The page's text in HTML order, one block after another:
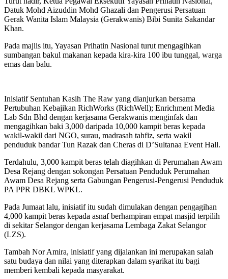
Datuk Mohd Aizuddin Mohd Ghazali dan Pengerusi Persatuan
Gerak Wanita Islam Malaysia (Gerakwanis) Bibi Sunita Sakandar
Khan.
Pada majlis itu, Yayasan Prihatin Nasional turut mengagihkan
sumbangan bakul makanan kepada kira-kira 100 ibu tunggal, warga
emas dan balu.
Inisiatif Sentuhan Kasih The Raw yang dianjurkan bersama
Pertubuhan Kebajikan RichWorks (RichWell); Enrichment Media
Lab Sdn Bhd dengan kerjasama Gerakwanis menginfak dan
mengagihkan baki 3,000 daripada 10,000 kampit beras kepada
wakil-wakil dari NGO, surau, madrasah tahfiz, serta wakil
penduduk bandar Tun Razak dan Cheras di D’Sultanaa Event Hall.
Terdahulu, 3,000 kampit beras telah diagihkan di Perumahan Awam
Desa Rejang dengan sokongan Persatuan Penduduk Perumahan
Awam Desa Rejang serta Gabungan Pengerusi-Pengerusi Penduduk
PA PPR DBKL WPKL.
Pada Jumaat lalu, inisiatif itu sudah dimulakan dengan pengagihan
4,000 kampit beras kepada asnaf berhampiran empat masjid terpilih
di sekitar Selangor dengan kerjasama Lembaga Zakat Selangor
(LZS).
Tambah Nor Amira, inisiatif yang dijalankan ini merupakan salah
satu budaya dan nilai yang diterapkan dalam syarikat itu bagi
memberi kembali kepada masyarakat.